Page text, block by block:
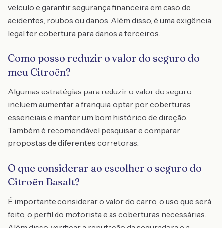
veículo e garantir segurança financeira em caso de
acidentes, roubos ou danos. Além disso, é uma exigência
legal ter cobertura para danos a terceiros.
Como posso reduzir o valor do seguro do
meu Citroën?
Algumas estratégias para reduzir o valor do seguro
incluem aumentar a franquia, optar por coberturas
essenciais e manter um bom histórico de direção.
Também é recomendável pesquisar e comparar
propostas de diferentes corretoras.
O que considerar ao escolher o seguro do
Citroën Basalt?
É importante considerar o valor do carro, o uso que será
feito, o perfil do motorista e as coberturas necessárias.